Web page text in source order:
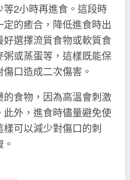
2小時再進食。這段時
的癒合，降低進食時出
選擇流質食物或軟質食
或蒸蛋等，這樣既能保
口造成二次傷害。
食物，因為高溫會刺激
外，進食時儘量避免使
可以減少對傷口的刺